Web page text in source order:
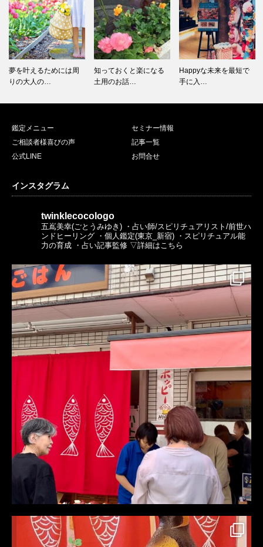
夢を叶えるためには周
りの大人の…
知っておくと楽になる
土用のお話…
Happyな未来を最短で
手に入…
鑑定メニュー
セミナー情報
ご相談者様喜びの声
記事一覧
公式LINE
お問合せ
インスタグラム
twinklecocologo
五嶌美幸(ごとうみゆき) ・占い師/スピリチュアリスト/前世ハ
ンドヒーリング ・個人鑑定(東京_新宿) ・スピリチュアル能
力の育成 ・占い記事監修 ▽詳細はこちら